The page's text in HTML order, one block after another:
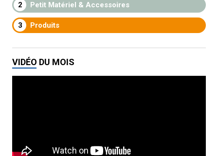
2 Petit Matériel & Accessoires
3 Produits
VIDÉO DU MOIS